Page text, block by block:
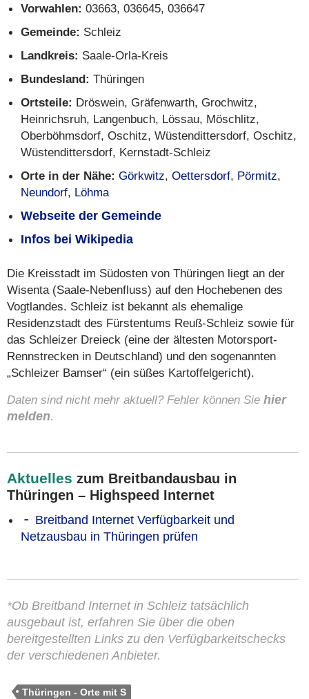
Vorwahlen: 03663, 036645, 036647
Gemeinde: Schleiz
Landkreis: Saale-Orla-Kreis
Bundesland: Thüringen
Ortsteile: Dröswein, Gräfenwarth, Grochwitz,
Heinrichsruh, Langenbuch, Lössau, Möschlitz,
Oberböhmsdorf, Oschitz, Wüstendittersdorf, Oschitz,
Wüstendittersdorf, Kernstadt-Schleiz
Orte in der Nähe: Görkwitz, Oettersdorf, Pörmitz,
Neundorf, Löhma
Webseite der Gemeinde
Infos bei Wikipedia
Die Kreisstadt im Südosten von Thüringen liegt an der
Wisenta (Saale-Nebenfluss) auf den Hochebenen des
Vogtlandes. Schleiz ist bekannt als ehemalige
Residenzstadt des Fürstentums Reuß-Schleiz sowie für
das Schleizer Dreieck (eine der ältesten Motorsport-
Rennstrecken in Deutschland) und den sogenannten
„Schleizer Bamser“ (ein süßes Kartoffelgericht).
Daten sind nicht mehr aktuell? Fehler können Sie hier
melden.
Aktuelles zum Breitbandausbau in
Thüringen – Highspeed Internet
Breitband Internet Verfügbarkeit und
Netzausbau in Thüringen prüfen
*Ob Breitband Internet in Schleiz tatsächlich
ausgebaut ist, erfahren Sie über die oben
bereitgestellten Links zu den Verfügbarkeitschecks
der verschiedenen Anbieter.
Thüringen - Orte mit S